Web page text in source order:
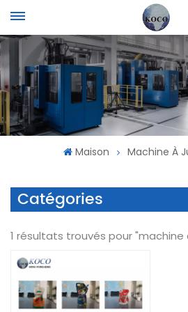
Maison Machine À
Catégories
1 résultats trouvés pour "machine